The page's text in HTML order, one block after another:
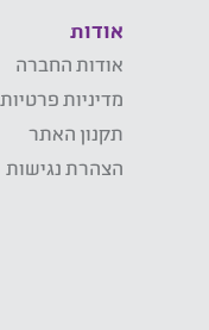
אודות
אודות החברה
מדיניות פרטיות
תקנון האתר
הצהרת נגישות